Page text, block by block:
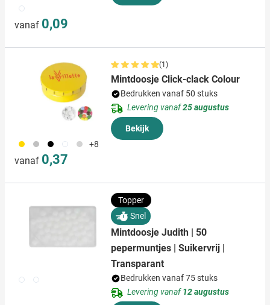
009
vanaf 0,09
031 032 001 002 027 +8
vanaf 0,37
(1)
Mintdoosje Click-clack Colour
Bedrukken vanaf 50 stuks
Levering vanaf25 augustus
Bekijk
002 021
Topper
Snel
Mintdoosje Judith | 50
pepermuntjes | Suikervrij |
Transparant
Bedrukken vanaf 75 stuks
Levering vanaf12 augustus